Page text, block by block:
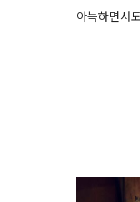
아늑하면서